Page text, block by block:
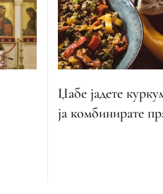
Џабе јадете
ја комбинирате